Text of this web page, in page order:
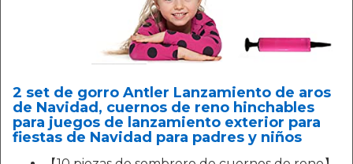
2 set de gorro Antler Lanzamiento de aros
de Navidad, cuernos de reno hinchables
para juegos de lanzamiento exterior para
fiestas de Navidad para padres y niños